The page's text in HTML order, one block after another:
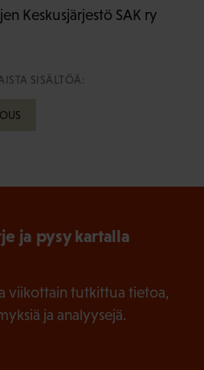
Keskusjärjestö SAK ry
SISÄLTÖÄ:
ja pysy kartalla
viikottain tutkittua tietoa,
ja analyysejä.